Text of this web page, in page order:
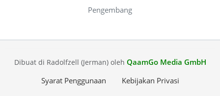
Pengembang
Dibuat di Radolfzell (Jerman) oleh QaamGo Media GmbH
Syarat Penggunaan
Kebijakan Privasi